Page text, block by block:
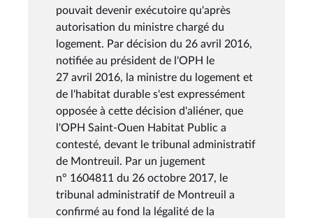
pouvait devenir exécutoire qu'après
autorisation du ministre chargé du
logement. Par décision du 26 avril 2016,
notifiée au président de l'OPH le
27 avril 2016, la ministre du logement et
de l'habitat durable s'est expressément
opposée à cette décision d'aliéner, que
l'OPH Saint-Ouen Habitat Public a
contesté, devant le tribunal administratif
de Montreuil. Par un jugement
n° 1604811 du 26 octobre 2017, le
tribunal administratif de Montreuil a
confirmé au fond la légalité de la